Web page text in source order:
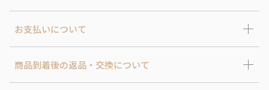
お支払いについて
商品到着後の返品・交換について